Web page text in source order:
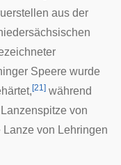
aus der
Speere wurde
[21] während
von
Lanze von Lehringen